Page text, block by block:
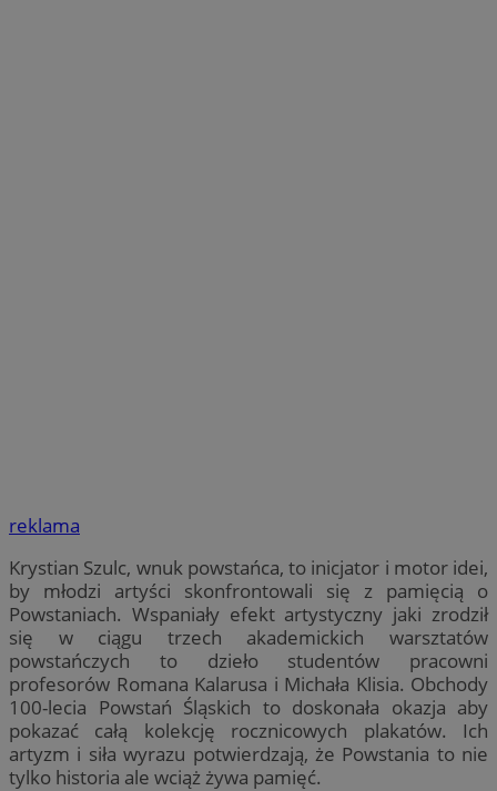
reklama
Krystian Szulc, wnuk powstańca, to inicjator i motor idei,
by młodzi artyści skonfrontowali się z pamięcią o
Powstaniach. Wspaniały efekt artystyczny jaki zrodził
się w ciągu trzech akademickich warsztatów
powstańczych to dzieło studentów pracowni
profesorów Romana Kalarusa i Michała Klisia. Obchody
100-lecia Powstań Śląskich to doskonała okazja aby
pokazać całą kolekcję rocznicowych plakatów. Ich
artyzm i siła wyrazu potwierdzają, że Powstania to nie
tylko historia ale wciąż żywa pamięć.